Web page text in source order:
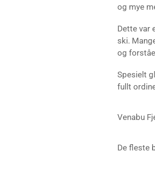
og mye
Dette var
ski.
og
Spesielt
fullt
Venabu
De fleste